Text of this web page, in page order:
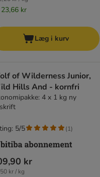
23,66 kr
Læg i kurv
of Wilderness Junior,
Hills And - kornfri
4 x 1 kg ny
kr
kr / kg
5/5 (1)